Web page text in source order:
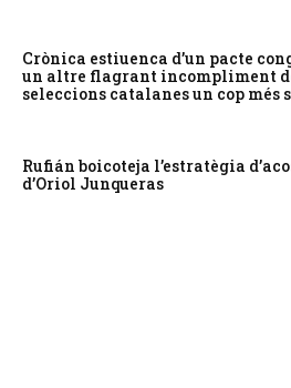
Crònica estiuenca d’un pacte
un altre flagrant incompliment
seleccions catalanes un cop més
Rufián boicoteja l’estratègia
d’Oriol Junqueras